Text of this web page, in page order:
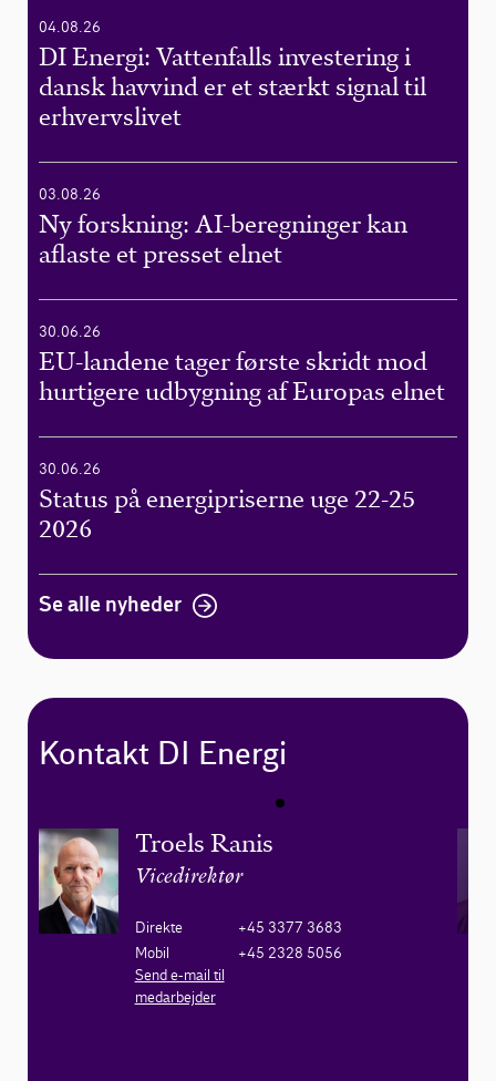
04.08.26
DI Energi: Vattenfalls investering i
dansk havvind er et stærkt signal til
erhvervslivet
03.08.26
Ny forskning: AI-beregninger kan
aflaste et presset elnet
30.06.26
EU-landene tager første skridt mod
hurtigere udbygning af Europas elnet
30.06.26
Status på energipriserne uge 22-25
2026
Se alle nyheder
Kontakt DI Energi
Troels Ranis
Vicedirektør
Direkte
+45 3377 3683
Mobil
+45 2328 5056
Send e-mail til
medarbejder